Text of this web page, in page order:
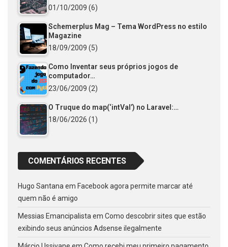
01/10/2009 (6)
Schemerplus Mag – Tema WordPress no estilo
Magazine
18/09/2009 (5)
Como Inventar seus próprios jogos de
computador…
23/06/2009 (2)
O Truque do map(‘intVal’) no Laravel:…
18/06/2026 (1)
COMENTÁRIOS RECENTES
Hugo Santana em Facebook agora permite marcar até
quem não é amigo
Messias Emancipalista em Como descobrir sites que estão
exibindo seus anúncios Adsense ilegalmente